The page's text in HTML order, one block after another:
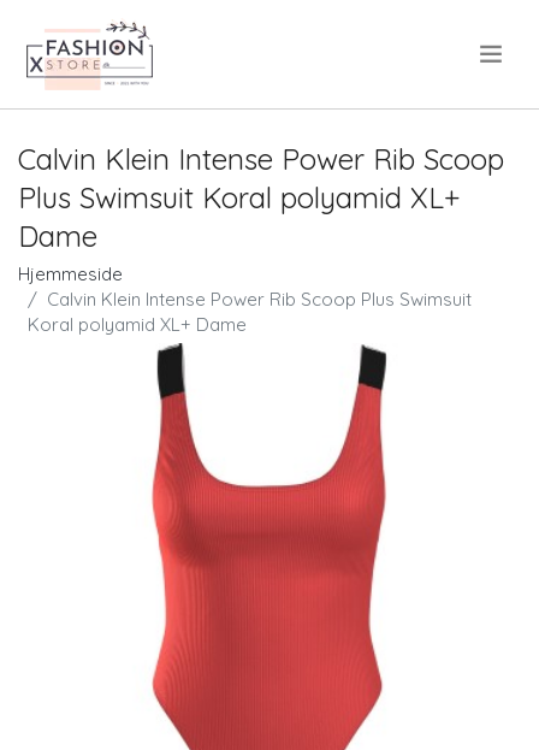
Calvin Klein Intense Power Rib Scoop
Plus Swimsuit Koral polyamid XL+
Dame
Hjemmeside
Calvin Klein Intense Power Rib Scoop Plus Swimsuit
Koral polyamid XL+ Dame